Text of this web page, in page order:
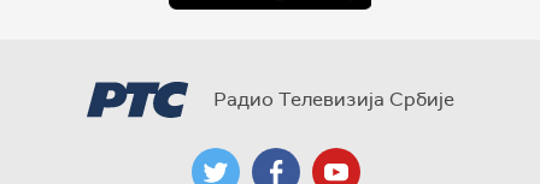
Радио Телевизија Србије